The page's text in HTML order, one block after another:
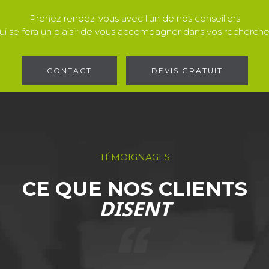
Prenez rendez-vous avec l'un de nos conseillers
se fera un plaisir de vous accompagner dans vos
CONTACT DEVIS GRATUIT
TÉMOIGNAGES
CE QUE NOS CLIENTS
DISENT